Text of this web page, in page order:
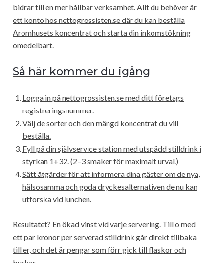
bidrar till en mer hållbar verksamhet. Allt du behöver är
ett konto hos nettogrossisten.se där du kan beställa
Aromhusets koncentrat och starta din inkomstökning
omedelbart.
Så här kommer du igång
Logga in på nettogrossisten.se med ditt företags
registreringsnummer.
Välj de sorter och den mängd koncentrat du vill
beställa.
Fyll på din självservice station med utspädd stilldrink i
styrkan 1+32. (2–3 smaker för maximalt urval.)
Sätt åtgärder för att informera dina gäster om de nya,
hälsosamma och goda dryckesalternativen de nu kan
utforska vid lunchen.
Resultatet? En ökad vinst vid varje servering. Till o med
ett par kronor per serverad stilldrink går direkt tillbaka
till er, och det är pengar som förr gick till flaskor och